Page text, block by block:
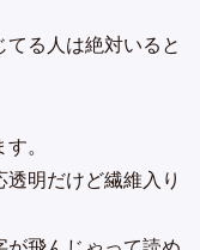
てる人は絶対いると
。
明だけど繊維入り